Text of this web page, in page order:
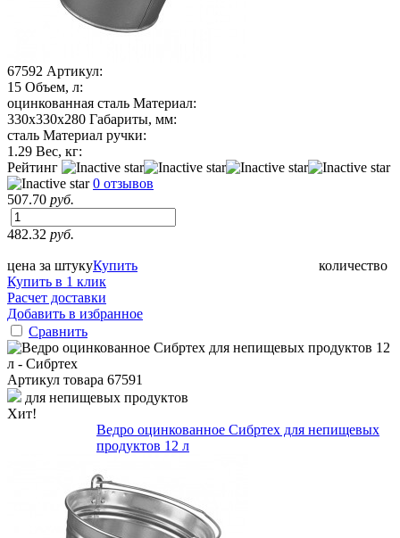
67592 Артикул:
15 Объем, л:
оцинкованная сталь Материал:
330х330х280 Габариты, мм:
сталь Материал ручки:
1.29 Вес, кг:
Рейтинг
0 отзывов
507.70 руб.
482.32 руб.
цена за штуку количество
Купить
Купить в 1 клик
Расчет доставки
Добавить в избранное
Сравнить
Артикул товара 67591
для непищевых продуктов
Хит!
Ведро оцинкованное Сибртех для непищевых
продуктов 12 л